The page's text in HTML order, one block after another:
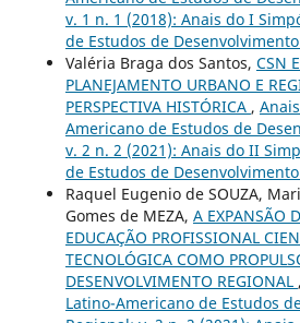
v. 1 n. 1 (2018): Anais do I
de Estudos de Desenvolvimento
Valéria Braga dos Santos, CSN
PLANEJAMENTO URBANO E
PERSPECTIVA HISTÓRICA ,
Americano de Estudos de
v. 2 n. 2 (2021): Anais do II
de Estudos de Desenvolvimento
Raquel Eugenio de SOUZA,
Gomes de MEZA, A EXPANSÃO
EDUCAÇÃO PROFISSIONAL
TECNOLÓGICA COMO
DESENVOLVIMENTO REGIONAL ,
Latino-Americano de Estudos